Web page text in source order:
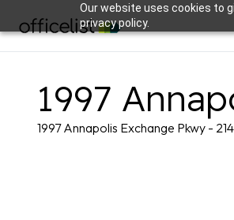
Our website uses cookies to
privacy policy.
1997
1997 Annapolis Exchange Pkwy -